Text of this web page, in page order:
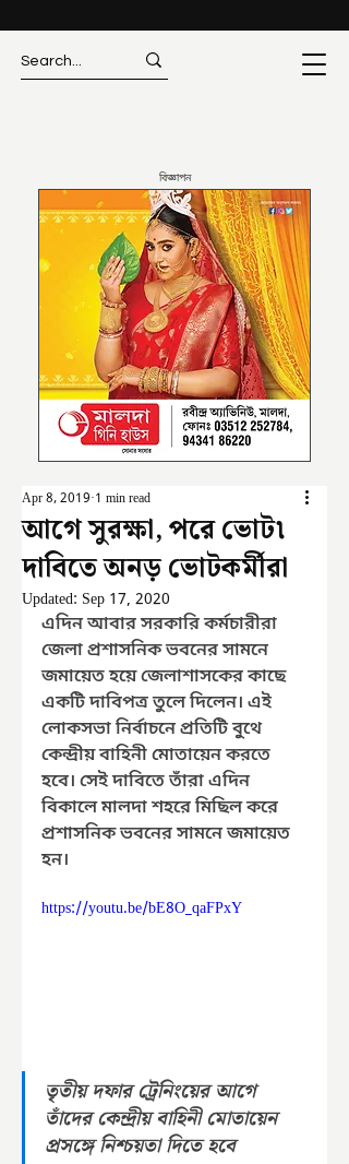
বিজ্ঞাপন
আগে সুরক্ষা, পরে ভোট৷
দাবিতে অনড় ভোটকর্মীরা
Apr 8, 2019 1 min read
Updated: Sep 17, 2020
এদিন আবার সরকারি কর্মচারীরা
জেলা প্রশাসনিক ভবনের সামনে
জমায়েত হয়ে জেলাশাসকের কাছে
একটি দাবিপত্র তুলে দিলেন। এই
লোকসভা নির্বাচনে প্রতিটি বুথে
কেন্দ্রীয় বাহিনী মোতায়েন করতে
হবে। সেই দাবিতে তাঁরা এদিন
বিকালে মালদা শহরে মিছিল করে
প্রশাসনিক ভবনের সামনে জমায়েত
হন।
https://youtu.be/bE8O_qaFPxY
তৃতীয় দফার ট্রেনিংয়ের আগে
তাঁদের কেন্দ্রীয় বাহিনী মোতায়েন
প্রসঙ্গে নিশ্চয়তা দিতে হবে